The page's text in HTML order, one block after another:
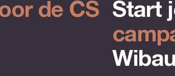
de CS
Start